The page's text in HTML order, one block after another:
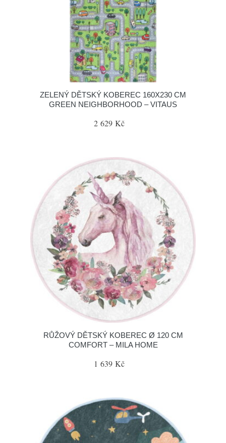
ZELENÝ DĚTSKÝ KOBEREC 160X230 CM
GREEN NEIGHBORHOOD – VITAUS
2 629 Kč
RŮŽOVÝ DĚTSKÝ KOBEREC Ø 120 CM
COMFORT – MILA HOME
1 639 Kč